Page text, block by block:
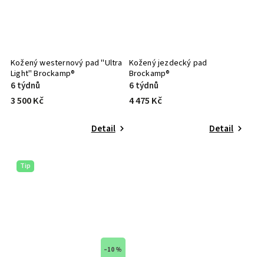
Kožený westernový pad "Ultra
Light" Brockamp®
6 týdnů
3 500 Kč
Detail
Kožený jezdecký pad
Brockamp®
6 týdnů
4 475 Kč
Detail
Tip
–10 %